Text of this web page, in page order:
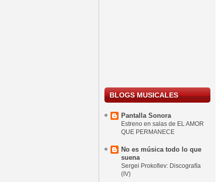
BLOGS MUSICALES
Pantalla Sonora
Estreno en salas de EL AMOR
QUE PERMANECE
No es música todo lo que
suena
Sergei Prokofiev: Discografía
(IV)